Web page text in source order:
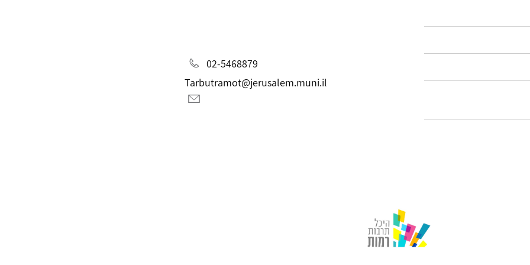
02-5468879
Tarbutramot@jerusalem.muni.il